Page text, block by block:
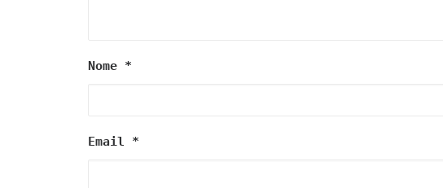
Nome *
Email *